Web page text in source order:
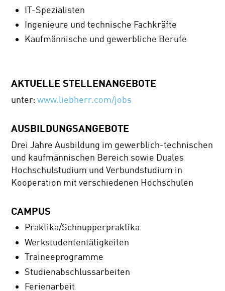
IT-Spezialisten
Ingenieure und technische Fachkräfte
Kaufmännische und gewerbliche Berufe
AKTUELLE STELLENANGEBOTE
unter:www.liebherr.com/jobs
AUSBILDUNGSANGEBOTE
Drei Jahre Ausbildung im gewerblich-technischen
und kaufmännischen Bereich sowie Duales
Hochschulstudium und Verbundstudium in
Kooperation mit verschiedenen Hochschulen
CAMPUS
Praktika/Schnupperpraktika
Werkstudententätigkeiten
Traineeprogramme
Studienabschlussarbeiten
Ferienarbeit